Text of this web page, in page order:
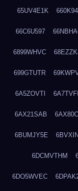
65UV4E1K
66C6U597
6899WHVC
699GTUTR
6A5ZOVTI
6AX21SAB
6BUMJY5E
6DCMVTHM
6DO5WVEC